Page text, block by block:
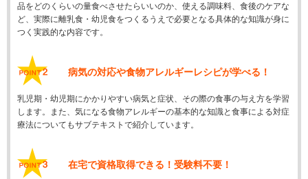
品をどのくらいの量食べさせたらいいのか、使える調味料、食後のケアな
ど、実際に離乳食・幼児食をつくるうえで必要となる具体的な知識が身に
つく実践的な内容です。
病気の対応や食物アレルギーレシピが学べる！
乳児期・幼児期にかかりやすい病気と症状、その際の食事の与え方を学習
します。また、気になる食物アレルギーの基本的な知識と食事による対症
療法についてもサブテキストで紹介しています。
在宅で資格取得できる！受験料不要！